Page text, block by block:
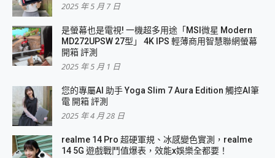
2025 年 5 月 7 日
是螢幕也是電視! 一機超多用途「MSI微星 Modern
MD272UPSW 27型」 4K IPS 輕薄商用智慧聯網螢幕
開箱 評測
2025 年 5 月 1 日
您的專屬AI 助手 Yoga Slim 7 Aura Edition 觸控AI筆
電 開箱 評測
2025 年 4 月 28 日
realme 14 Pro 超硬軍規、冰感變色實測，realme
14 5G 遊戲戰鬥值爆表，效能x娛樂全都要！